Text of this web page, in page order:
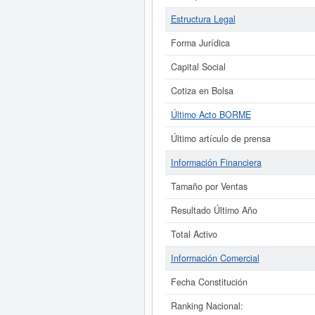
Estructura Legal
Forma Jurídica
Capital Social
Cotiza en Bolsa
Último Acto BORME
Último artículo de prensa
Información Financiera
Tamaño por Ventas
Resultado Último Año
Total Activo
Información Comercial
Fecha Constitución
Ranking Nacional: